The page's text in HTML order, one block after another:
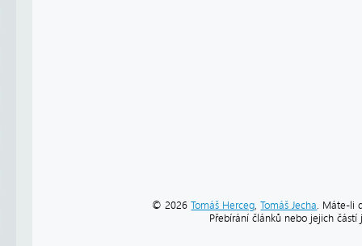
© 2026Tomáš Herceg,Tomáš Jecha. Máte-li
Přebírání článků nebo jejich